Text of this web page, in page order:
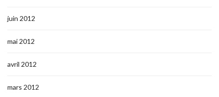
juin 2012
mai 2012
avril 2012
mars 2012